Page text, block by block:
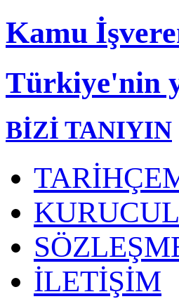
Kamu
Türkiye'nin
BİZİ TANIYIN
İLETİŞİM